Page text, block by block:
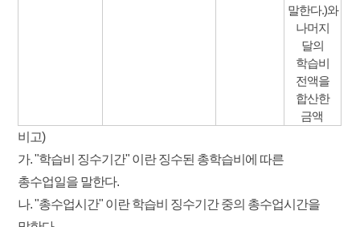
말한다.)와
나머지
달의
학습비
전액을
합산한
금액
비고)
가. "학습비 징수기간" 이란 징수된 총학습비에 따른
총수업일을 말한다.
나. "총수업시간" 이란 학습비 징수기간 중의 총수업시간을